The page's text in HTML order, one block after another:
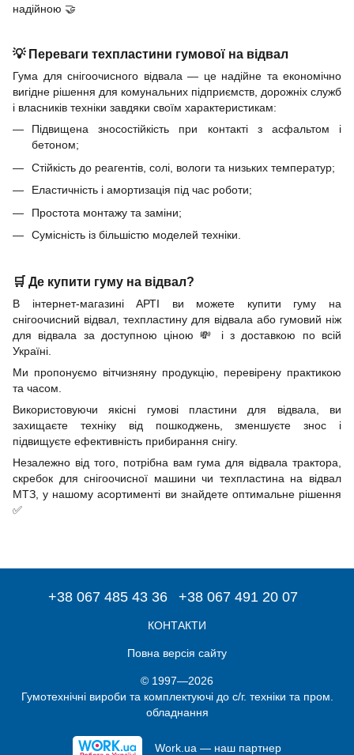
надійною 🤝
💡 Переваги техпластини гумової на відвал
Гума для снігоочисного відвала — це надійне та економічно
вигідне рішення для комунальних підприємств, дорожніх служб
і власників техніки завдяки своїм характеристикам:
Підвищена зносостійкість при контакті з асфальтом і
бетоном;
Стійкість до реагентів, солі, вологи та низьких температур;
Еластичність і амортизація під час роботи;
Простота монтажу та заміни;
Сумісність із більшістю моделей техніки.
🛒 Де купити гуму на відвал?
В інтернет-магазині АРТІ ви можете купити гуму на
снігоочисний відвал, техпластину для відвала або гумовий ніж
для відвала за доступною ціною 💸 і з доставкою по всій
Україні.
Ми пропонуємо вітчизняну продукцію, перевірену практикою
та часом.
Використовуючи якісні гумові пластини для відвала, ви
захищаєте техніку від пошкоджень, зменшуєте знос і
підвищуєте ефективність прибирання снігу.
Незалежно від того, потрібна вам гума для відвала трактора,
скребок для снігоочисної машини чи техпластина на відвал
МТЗ, у нашому асортименті ви знайдете оптимальне рішення
✅
+38 067 485 43 36 +38 067 491 20 07
КОНТАКТИ
Повна версія сайту
© 1997—2026
Гумотехнічні вироби та комплектуючі до с/г. техніки та пром.
обладнання
Work.ua — наш партнер